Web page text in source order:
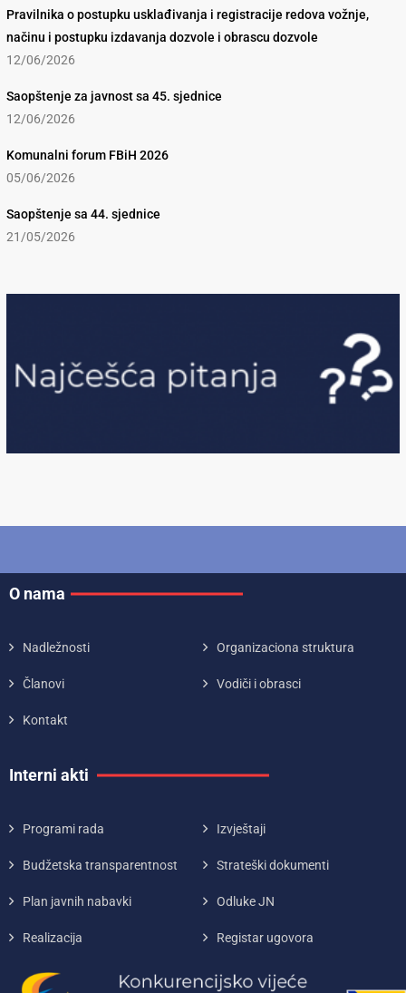
Pravilnika o postupku usklađivanja i registracije redova vožnje,
načinu i postupku izdavanja dozvole i obrascu dozvole
12/06/2026
Saopštenje za javnost sa 45. sjednice
12/06/2026
Komunalni forum FBiH 2026
05/06/2026
Saopštenje sa 44. sjednice
21/05/2026
O nama
Nadležnosti Organizaciona struktura
Članovi Vodiči i obrasci
Kontakt
Interni akti
Programi rada Izvještaji
Budžetska transparentnost Strateški dokumenti
Plan javnih nabavki Odluke JN
Realizacija Registar ugovora